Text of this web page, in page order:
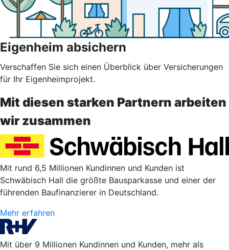
Eigenheim absichern
Verschaffen Sie sich einen Überblick über Versicherungen
für Ihr Eigenheimprojekt.
Mit diesen starken Partnern arbeiten
wir zusammen
Mit rund 6,5 Millionen Kundinnen und Kunden ist
Schwäbisch Hall die größte Bausparkasse und einer der
führenden Baufinanzierer in Deutschland.
Mehr erfahren
Mit über 9 Millionen Kundinnen und Kunden, mehr als